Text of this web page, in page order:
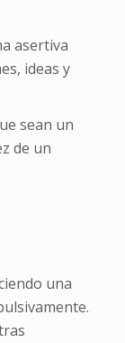
asertiva
ideas y
sean un
de un
una